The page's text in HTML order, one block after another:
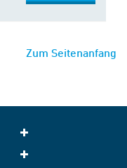
Zum Seitenanfang